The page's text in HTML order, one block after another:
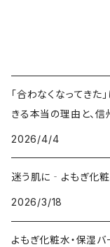
「合わなくなってきた
きる本当の理由と、
2026/4/4
迷う肌に‐よもぎ化
2026/3/18
よもぎ化粧水・保湿